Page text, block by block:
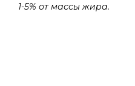
1-5% от массы жира.